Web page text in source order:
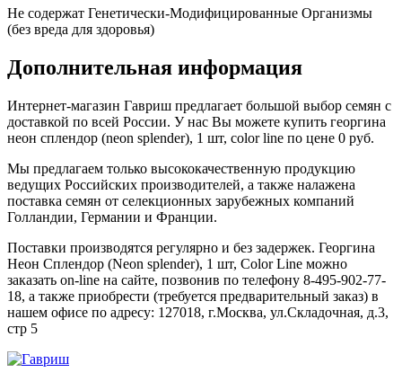
Не содержат Генетически-Модифицированные Организмы
(без вреда для здоровья)
Дополнительная информация
Интернет-магазин Гавриш предлагает большой выбор семян с
доставкой по всей России. У нас Вы можете купить георгина
неон сплендор (neon splender), 1 шт, color line по цене 0 руб.
Мы предлагаем только высококачественную продукцию
ведущих Российских производителей, а также налажена
поставка семян от селекционных зарубежных компаний
Голландии, Германии и Франции.
Поставки производятся регулярно и без задержек. Георгина
Неон Сплендор (Neon splender), 1 шт, Color Line можно
заказать on-line на сайте, позвонив по телефону 8-495-902-77-
18, а также приобрести (требуется предварительный заказ) в
нашем офисе по адресу: 127018, г.Москва, ул.Складочная, д.3,
стр 5